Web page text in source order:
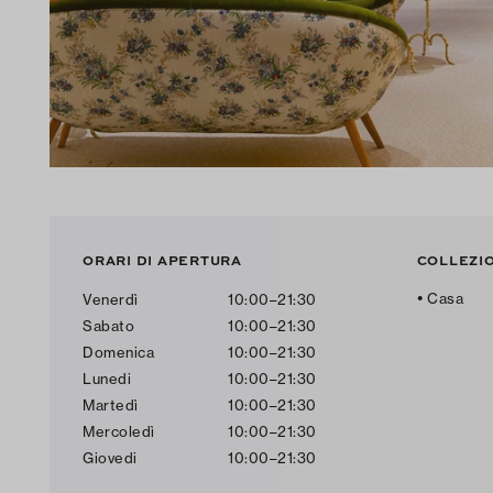
ORARI DI APERTURA
Venerdì
10:00–21:30
Sabato
10:00–21:30
Domenica
10:00–21:30
Lunedi
10:00–21:30
Martedì
10:00–21:30
Mercoledì
10:00–21:30
Giovedi
10:00–21:30
Casa